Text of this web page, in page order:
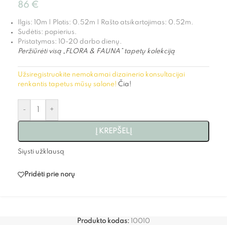
86 €
Ilgis: 10m | Plotis: 0.52m | Rašto atsikartojimas: 0.52m.
Sudėtis: popierius.
Pristatymas: 10-20 darbo dienų.
Peržiūrėti visą „FLORA & FAUNA” tapetų kolekciją
Užsiregistruokite nemokamai dizainerio konsultacijai
renkantis tapetus mūsų salone! Čia!
- +
Į KREPŠELĮ
Siųsti užklausą
Pridėti prie norų
Produkto kodas:
10010